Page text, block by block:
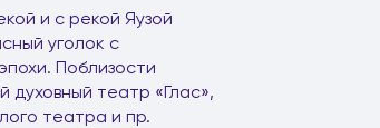
и с рекой Яузой
уголок с
Поблизости
духовный театр «Глас»,
театра и пр.